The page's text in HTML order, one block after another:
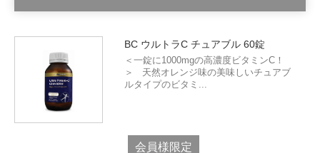
BC ウルトラC チュアブル 60錠
＜一錠に1000mgの高濃度ビタミンC！
＞ 天然オレンジ味の美味しいチュアブ
ルタイプのビタミ...
会員様限定